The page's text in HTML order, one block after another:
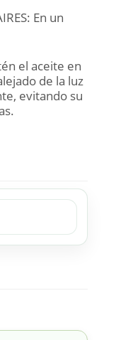
En un
el aceite en
de la luz
evitando su